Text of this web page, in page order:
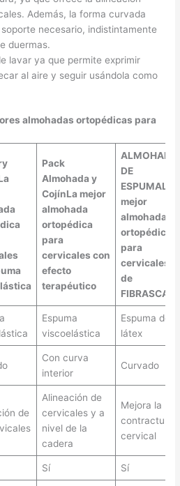
Además, la forma curvada
necesario, indistintamente
duermas.
lavar ya que permite exprimir
al aire y seguir usándola como
almohadas ortopédicas para
Pack
Almohada y
CojínLa mejor
almohada
ortopédica
para
cervicales con
efecto
terapéutico
ALMOHADA
DE
ESPUMALa
mejor
almohada
ortopédicas
para
cervicales
de
FIBRASCA
Espuma
viscoelástica
Espuma de
látex
Con curva
interior
Curvado
de
Alineación de
cervicales y a
nivel de la
cadera
Mejora la
contractura
cervical
Sí Sí